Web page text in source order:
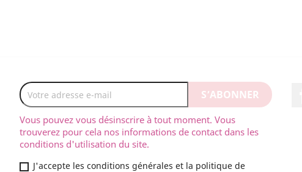
Vous pouvez vous désinscrire à tout moment. Vous
trouverez pour cela nos informations de contact dans les
conditions d'utilisation du site.
J'accepte les conditions générales et la politique de